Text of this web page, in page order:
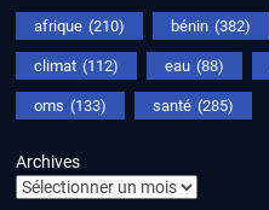
afrique (210) bénin (382)
climat (112) eau (88)
oms (133) santé (285)
Archives